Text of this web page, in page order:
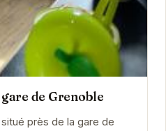
de Grenoble
près de la gare de